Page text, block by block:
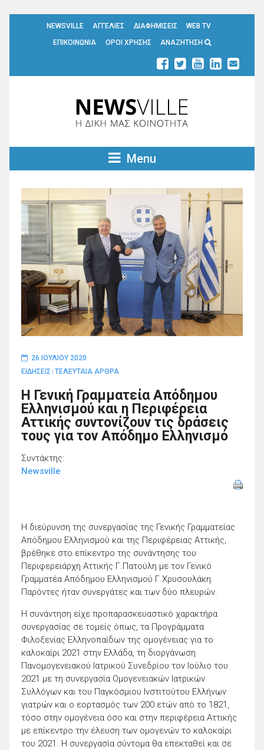
NEWSVILLE ΑΓΓΕΛΙΕΣ ΔΙΑΦΗΜΙΣΕΙΣ
WEB TV
ΕΠΙΚΟΙΝΩΝΙΑ
ΟΡΟΙ ΧΡΗΣΗΣ ΑΝΑΖΗΤΗΣΗ
Menu
26 ΙΟΥΛΊΟΥ 2020
ΕΙΔΗΣΕΙΣ ΤΕΛΕΥΤΑΙΑ ΑΡΘΡΑ
Η Γενική Γραμματεία Απόδημου
Ελληνισμού και η Περιφέρεια
Αττικής συντονίζουν τις δράσεις
τους για τον Απόδημο Ελληνισμό
Συντάκτης:
Newsville
Η διεύρυνση της συνεργασίας της Γενικής Γραμματείας
Απόδημου Ελληνισμού και της Περιφέρειας Αττικής,
βρέθηκε στο επίκεντρο της συνάντησης του
Περιφερειάρχη Αττικής Γ.Πατούλη με τον Γενικό
Γραμματέα Απόδημου Ελληνισμού Γ.Χρυσουλάκη.
Παρόντες ήταν συνεργάτες και των δύο πλευρών.
Η συνάντηση είχε προπαρασκευαστικό χαρακτήρα
συνεργασίας σε τομείς όπως, τα Προγράμματα
Φιλοξενίας Ελληνοπαίδων της ομογένειας για το
καλοκαίρι 2021 στην Ελλάδα, τη διοργάνωση
Πανομογενειακού Ιατρικού Συνεδρίου τον Ιούλιο του
2021 με τη συνεργασία Ομογενειακών Ιατρικών
Συλλόγων και του Παγκόσμιου Ινστιτούτου Ελλήνων
γιατρών και ο εορτασμός των 200 ετών από το 1821,
τόσο στην ομογένεια όσο και στην περιφέρεια Αττικής
με επίκεντρο την έλευση των ομογενών το καλοκαίρι
του 2021. Η συνεργασία σύντομα θα επεκταθεί και σε